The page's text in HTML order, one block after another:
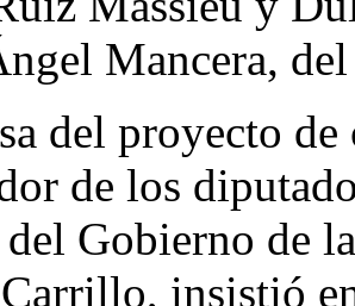
Mancera,
del proyecto
de los
del Gobierno de
insistió